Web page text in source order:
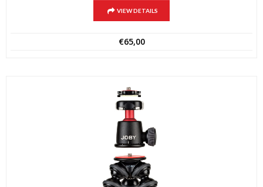
VIEW DETAILS
€65,00